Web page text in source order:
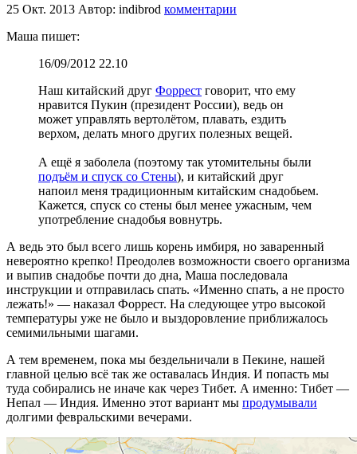
25 Окт. 2013 Автор: indibrod комментарии
Маша пишет:
16/09/2012 22.10
Наш китайский друг Форрест говорит, что ему
нравится Пукин (президент России), ведь он
может управлять вертолётом, плавать, ездить
верхом, делать много других полезных вещей.
А ещё я заболела (поэтому так утомительны были
подъём и спуск со Стены), и китайский друг
напоил меня традиционным китайским снадобьем.
Кажется, спуск со стены был менее ужасным, чем
употребление снадобья вовнутрь.
А ведь это был всего лишь корень имбиря, но заваренный
невероятно крепко! Преодолев возможности своего организма
и выпив снадобье почти до дна, Маша последовала
инструкции и отправилась спать. «Именно спать, а не просто
лежать!» — наказал Форрест. На следующее утро высокой
температуры уже не было и выздоровление приближалось
семимильными шагами.
А тем временем, пока мы бездельничали в Пекине, нашей
главной целью всё так же оставалась Индия. И попасть мы
туда собирались не иначе как через Тибет. А именно: Тибет —
Непал — Индия. Именно этот вариант мы продумывали
долгими февральскими вечерами.